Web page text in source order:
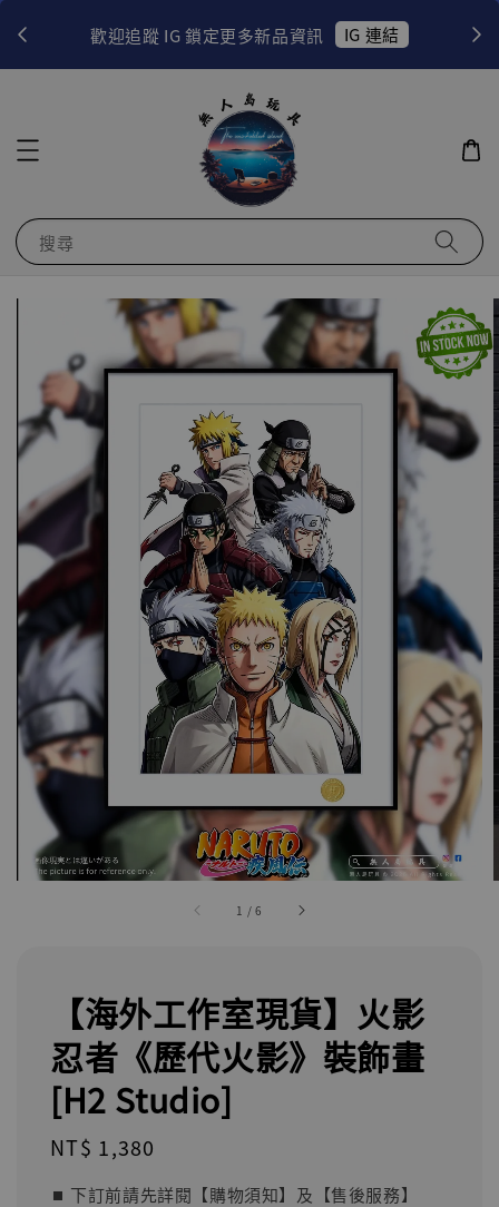
歡迎追蹤 IG 鎖定更多新品資訊 IG 連結
搜尋
1 /6
【海外工作室現貨】火影
忍者《歷代火影》裝飾畫
[H2 Studio]
Regular
NT$ 1,380
⏹︎ 下訂前請先詳閱【購物須知】及【售後服務】